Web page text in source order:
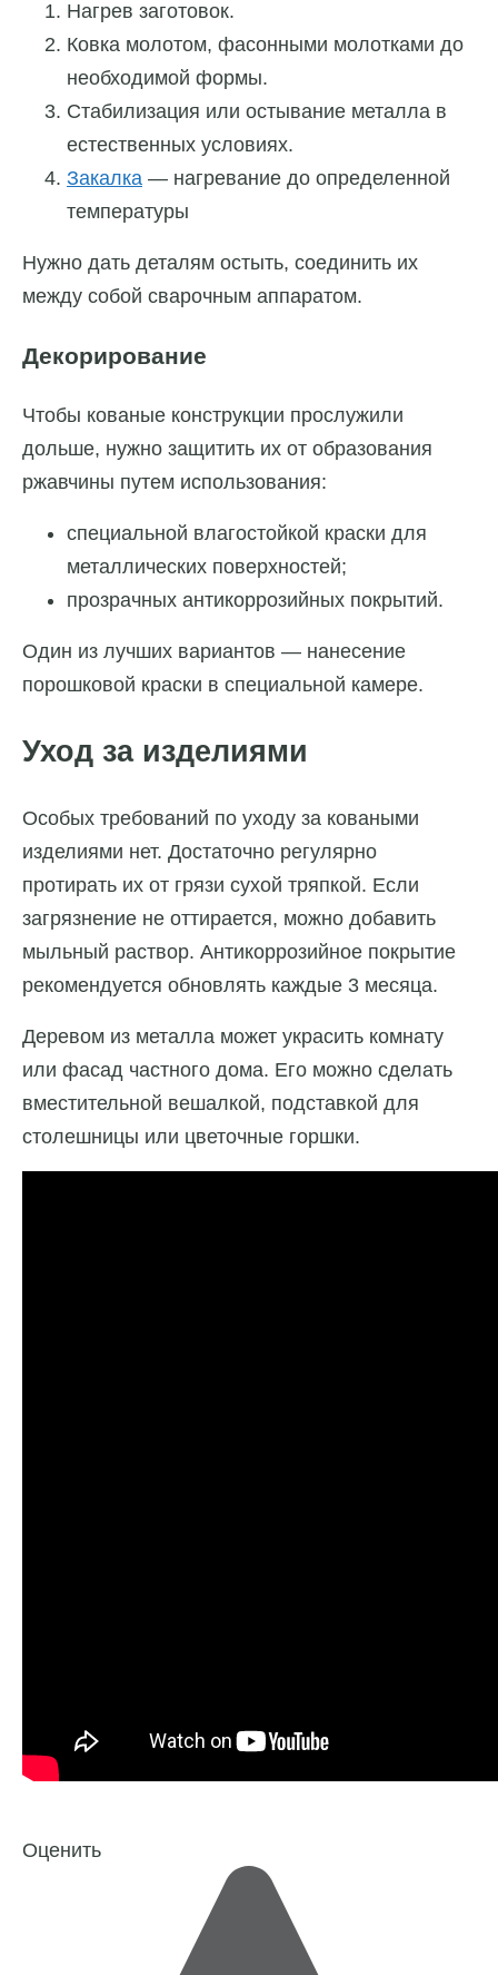
Нагрев заготовок.
Ковка молотом, фасонными молотками до
необходимой формы.
Стабилизация или остывание металла в
естественных условиях.
Закалка — нагревание до определенной
температуры
Нужно дать деталям остыть, соединить их
между собой сварочным аппаратом.
Декорирование
Чтобы кованые конструкции прослужили
дольше, нужно защитить их от образования
ржавчины путем использования:
специальной влагостойкой краски для
металлических поверхностей;
прозрачных антикоррозийных покрытий.
Один из лучших вариантов — нанесение
порошковой краски в специальной камере.
Уход за изделиями
Особых требований по уходу за коваными
изделиями нет. Достаточно регулярно
протирать их от грязи сухой тряпкой. Если
загрязнение не оттирается, можно добавить
мыльный раствор. Антикоррозийное покрытие
рекомендуется обновлять каждые 3 месяца.
Деревом из металла может украсить комнату
или фасад частного дома. Его можно сделать
вместительной вешалкой, подставкой для
столешницы или цветочные горшки.
Оценить